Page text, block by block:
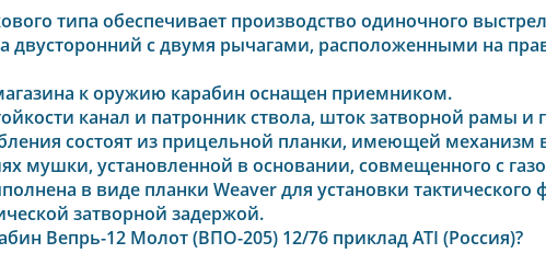
типа обеспечивает производство одиночного
двусторонний с двумя рычагами, расположенными на
к оружию карабин оснащен приемником.
канал и патронник ствола, шток затворной рамы и
состоят из прицельной планки, имеющей механизм
мушки, установленной в основании, совмещенного с
в виде планки Weaver для установки тактического
затворной задержой.
Вепрь-12 Молот (ВПО-205) 12/76 приклад ATI (Россия)?